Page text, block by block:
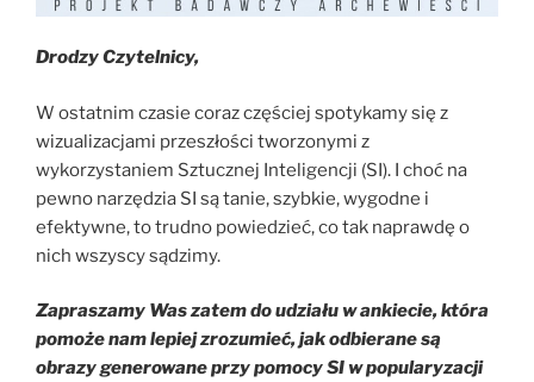
Drodzy Czytelnicy,
W ostatnim czasie coraz częściej spotykamy się z
wizualizacjami przeszłości tworzonymi z
wykorzystaniem Sztucznej Inteligencji (SI). I choć na
pewno narzędzia SI są tanie, szybkie, wygodne i
efektywne, to trudno powiedzieć, co tak naprawdę o
nich wszyscy sądzimy.
Zapraszamy Was zatem do udziału w ankiecie, która
pomoże nam lepiej zrozumieć, jak odbierane są
obrazy generowane przy pomocy SI w popularyzacji